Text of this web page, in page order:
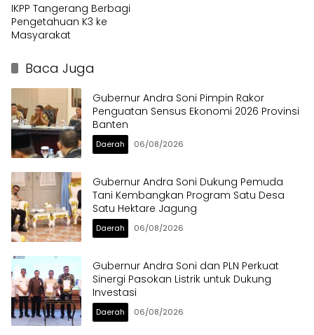
IKPP Tangerang Berbagi
Pengetahuan K3 ke
Masyarakat
Baca Juga
Gubernur Andra Soni Pimpin Rakor
Penguatan Sensus Ekonomi 2026 Provinsi
Banten
Daerah 06/08/2026
Gubernur Andra Soni Dukung Pemuda
Tani Kembangkan Program Satu Desa
Satu Hektare Jagung
Daerah 06/08/2026
Gubernur Andra Soni dan PLN Perkuat
Sinergi Pasokan Listrik untuk Dukung
Investasi
Daerah 06/08/2026